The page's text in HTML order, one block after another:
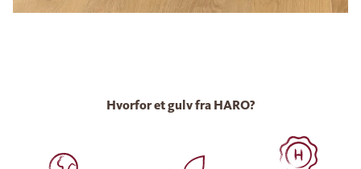
Hvorfor et gulv fra HARO?